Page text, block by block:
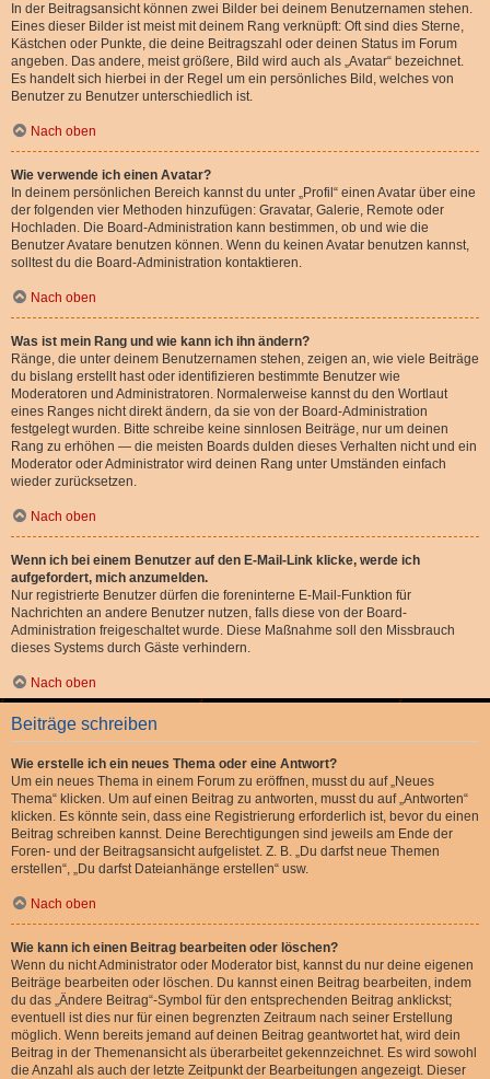
In der Beitragsansicht können zwei Bilder bei deinem Benutzernamen stehen.
Eines dieser Bilder ist meist mit deinem Rang verknüpft: Oft sind dies Sterne,
Kästchen oder Punkte, die deine Beitragszahl oder deinen Status im Forum
angeben. Das andere, meist größere, Bild wird auch als „Avatar“ bezeichnet.
Es handelt sich hierbei in der Regel um ein persönliches Bild, welches von
Benutzer zu Benutzer unterschiedlich ist.
Nach oben
Wie verwende ich einen Avatar?
In deinem persönlichen Bereich kannst du unter „Profil“ einen Avatar über eine
der folgenden vier Methoden hinzufügen: Gravatar, Galerie, Remote oder
Hochladen. Die Board-Administration kann bestimmen, ob und wie die
Benutzer Avatare benutzen können. Wenn du keinen Avatar benutzen kannst,
solltest du die Board-Administration kontaktieren.
Nach oben
Was ist mein Rang und wie kann ich ihn ändern?
Ränge, die unter deinem Benutzernamen stehen, zeigen an, wie viele Beiträge
du bislang erstellt hast oder identifizieren bestimmte Benutzer wie
Moderatoren und Administratoren. Normalerweise kannst du den Wortlaut
eines Ranges nicht direkt ändern, da sie von der Board-Administration
festgelegt wurden. Bitte schreibe keine sinnlosen Beiträge, nur um deinen
Rang zu erhöhen — die meisten Boards dulden dieses Verhalten nicht und ein
Moderator oder Administrator wird deinen Rang unter Umständen einfach
wieder zurücksetzen.
Nach oben
Wenn ich bei einem Benutzer auf den E-Mail-Link klicke, werde ich
aufgefordert, mich anzumelden.
Nur registrierte Benutzer dürfen die foreninterne E-Mail-Funktion für
Nachrichten an andere Benutzer nutzen, falls diese von der Board-
Administration freigeschaltet wurde. Diese Maßnahme soll den Missbrauch
dieses Systems durch Gäste verhindern.
Nach oben
Beiträge schreiben
Wie erstelle ich ein neues Thema oder eine Antwort?
Um ein neues Thema in einem Forum zu eröffnen, musst du auf „Neues
Thema“ klicken. Um auf einen Beitrag zu antworten, musst du auf „Antworten“
klicken. Es könnte sein, dass eine Registrierung erforderlich ist, bevor du einen
Beitrag schreiben kannst. Deine Berechtigungen sind jeweils am Ende der
Foren- und der Beitragsansicht aufgelistet. Z. B. „Du darfst neue Themen
erstellen“, „Du darfst Dateianhänge erstellen“ usw.
Nach oben
Wie kann ich einen Beitrag bearbeiten oder löschen?
Wenn du nicht Administrator oder Moderator bist, kannst du nur deine eigenen
Beiträge bearbeiten oder löschen. Du kannst einen Beitrag bearbeiten, indem
du das „Ändere Beitrag“-Symbol für den entsprechenden Beitrag anklickst;
eventuell ist dies nur für einen begrenzten Zeitraum nach seiner Erstellung
möglich. Wenn bereits jemand auf deinen Beitrag geantwortet hat, wird dein
Beitrag in der Themenansicht als überarbeitet gekennzeichnet. Es wird sowohl
die Anzahl als auch der letzte Zeitpunkt der Bearbeitungen angezeigt. Dieser